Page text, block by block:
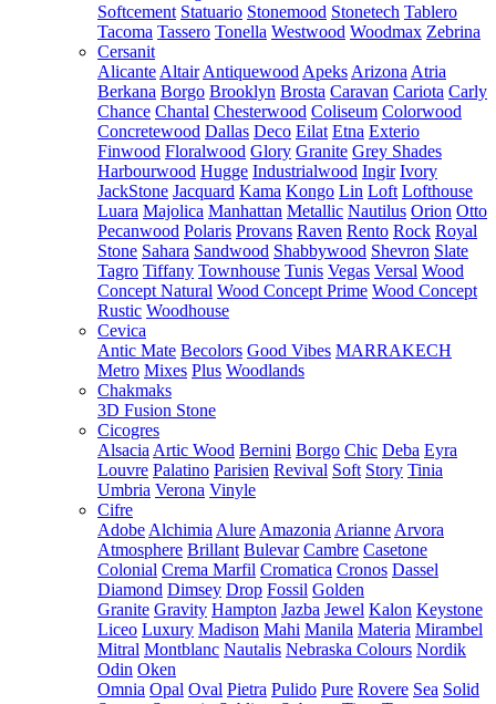
Softcement Statuario Stonemood Stonetech Tablero
Tacoma Tassero Tonella Westwood Woodmax Zebrina
Cersanit
Alicante Altair Antiquewood Apeks Arizona Atria
Berkana Borgo Brooklyn Brosta Caravan Cariota Carly
Chance Chantal Chesterwood Coliseum Colorwood
Concretewood Dallas Deco Eilat Etna Exterio
Finwood Floralwood Glory Granite Grey Shades
Harbourwood Hugge Industrialwood Ingir Ivory
JackStone Jacquard Kama Kongo Lin Loft Lofthouse
Luara Majolica Manhattan Metallic Nautilus Orion Otto
Pecanwood Polaris Provans Raven Rento Rock Royal
Stone Sahara Sandwood Shabbywood Shevron Slate
Tagro Tiffany Townhouse Tunis Vegas Versal Wood
Concept Natural Wood Concept Prime Wood Concept
Rustic Woodhouse
Cevica
Antic Mate Becolors Good Vibes MARRAKECH
Metro Mixes Plus Woodlands
Chakmaks
3D Fusion Stone
Cicogres
Alsacia Artic Wood Bernini Borgo Chic Deba Eyra
Louvre Palatino Parisien Revival Soft Story Tinia
Umbria Verona Vinyle
Cifre
Adobe Alchimia Alure Amazonia Arianne Arvora
Atmosphere Brillant Bulevar Cambre Casetone
Colonial Crema Marfil Cromatica Cronos Dassel
Diamond Dimsey Drop Fossil Golden
Granite Gravity Hampton Jazba Jewel Kalon Keystone
Liceo Luxury Madison Mahi Manila Materia Mirambel
Mitral Montblanc Nautalis Nebraska Colours Nordik
Odin Oken
Omnia Opal Oval Pietra Pulido Pure Rovere Sea Solid